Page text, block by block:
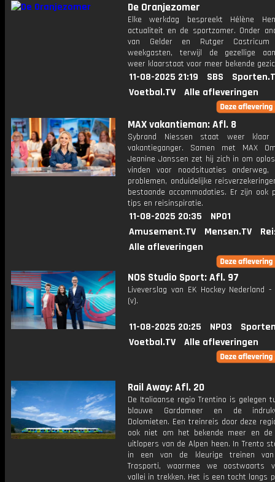
De Oranjezomer
Elke werkdag bespreekt Hélène
actualiteit en de sportzomer. Onder
van Gelder en Rutger
weekgasten, terwijl de gezellige
weer klaarstaat voor meer bekende
11-08-2025 21:19 SBS
Voetbal.TV
Alle afleveringen
MAX vakantieman: Afl. 8
Sybrand Niessen staat weer
vakantieganger. Samen met MAX
Jeanine Janssen zet hij zich in om
vinden voor noodsituaties onderweg,
problemen, onduidelijke
bestaande accommodaties. Er zijn ook
tips en reisinspiratie.
11-08-2025 20:35
NPO1
Amusement.TV
Mensen.TV
Alle afleveringen
NOS Studio Sport: Afl. 97
Liveverslag van EK Hockey Nederland -
(v).
11-08-2025 20:25 NPO3
Voetbal.TV
Alle afleveringen
Rail Away: Afl. 20
De Italiaanse regio Trentino is gelegen
blauwe Gardameer en de
Dolomieten. Een treinreis door deze
ook niet om het bekende meer en de
uitlopers van de Alpen heen. In Trento
in een van de kleurige treinen van
Trasporti, waarmee we oostwaarts
vallei in trekken. Het is een tocht langs